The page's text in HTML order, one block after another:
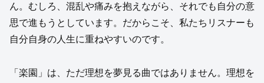
ん。むしろ、混乱や痛みを抱えながら、それでも自分の意
思で進もうとしています。だからこそ、私たちリスナーも
自分自身の人生に重ねやすいのです。
「楽園」は、ただ理想を夢見る曲ではありません。理想を